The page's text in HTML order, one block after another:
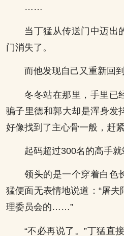
……
当丁猛从传送门中迈出
门消失了。
而他发现自己又重新回
冬冬站在那里，手里已
骗子里德和郭大却是浑身发
好像找到了主心骨一般，赶
起码超过300名的高手就
领头的是一个穿着白色
猛便面无表情地说道：“屠
理委员会的……”
“不必再说了。”丁猛直